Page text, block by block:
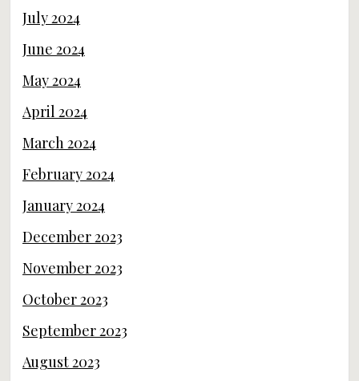
July 2024
June 2024
May 2024
April 2024
March 2024
February 2024
January 2024
December 2023
November 2023
October 2023
September 2023
August 2023